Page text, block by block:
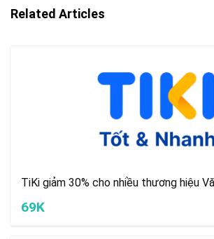
Related Articles
TiKi giảm 30% cho nhiều thương hiệu
69K